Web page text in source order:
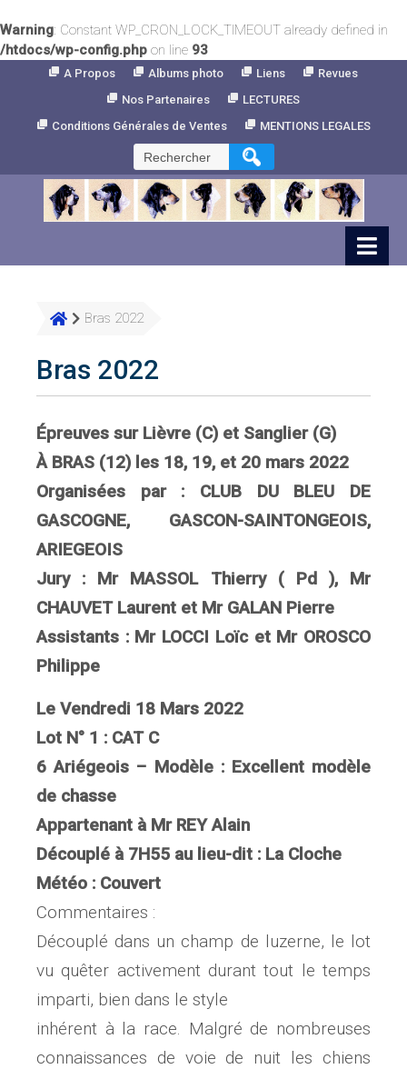
Warning: Constant WP_CRON_LOCK_TIMEOUT already defined in
/htdocs/wp-config.php on line 93
A Propos Albums photo Liens
Revues
Nos Partenaires
LECTURES
Conditions Générales de Ventes
MENTIONS LEGALES
Rechercher :
Bras 2022
Bras 2022
Épreuves sur Lièvre (C) et Sanglier (G)
À BRAS (12) les 18, 19, et 20 mars 2022
Organisées par : CLUB DU BLEU DE
GASCOGNE, GASCON-SAINTONGEOIS,
ARIEGEOIS
Jury : Mr MASSOL Thierry ( Pd ), Mr
CHAUVET Laurent et Mr GALAN Pierre
Assistants : Mr LOCCI Loïc et Mr OROSCO
Philippe
Le Vendredi 18 Mars 2022
Lot N° 1 : CAT C
6 Ariégeois – Modèle : Excellent modèle
de chasse
Appartenant à Mr REY Alain
Découplé à 7H55 au lieu-dit : La Cloche
Météo : Couvert
Commentaires :
Découplé dans un champ de luzerne, le lot
vu quêter activement durant tout le temps
imparti, bien dans le style
inhérent à la race. Malgré de nombreuses
connaissances de voie de nuit les chiens